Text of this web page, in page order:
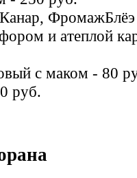
и aтеплой
с маком - 80
руб.